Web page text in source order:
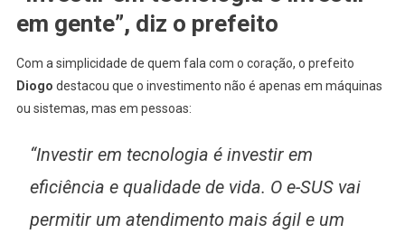
em gente”, diz o prefeito
Com a simplicidade de quem fala com o coração, o prefeito
Diogo destacou que o investimento não é apenas em máquinas
ou sistemas, mas em pessoas:
“Investir em tecnologia é investir em
eficiência e qualidade de vida. O e-SUS vai
permitir um atendimento mais ágil e um